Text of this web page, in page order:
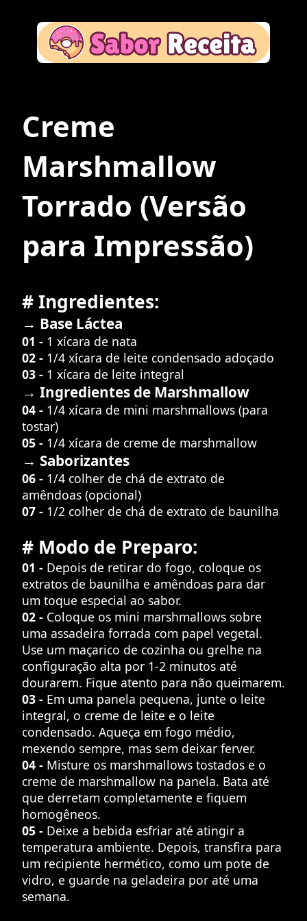
Creme
Marshmallow
Torrado (Versão
para Impressão)
# Ingredientes:
→ Base Láctea
01 - 1 xícara de nata
02 - 1/4 xícara de leite condensado adoçado
03 - 1 xícara de leite integral
→ Ingredientes de Marshmallow
04 - 1/4 xícara de mini marshmallows (para
tostar)
05 - 1/4 xícara de creme de marshmallow
→ Saborizantes
06 - 1/4 colher de chá de extrato de
amêndoas (opcional)
07 - 1/2 colher de chá de extrato de baunilha
# Modo de Preparo:
01 - Depois de retirar do fogo, coloque os
extratos de baunilha e amêndoas para dar
um toque especial ao sabor.
02 - Coloque os mini marshmallows sobre
uma assadeira forrada com papel vegetal.
Use um maçarico de cozinha ou grelhe na
configuração alta por 1-2 minutos até
dourarem. Fique atento para não queimarem.
03 - Em uma panela pequena, junte o leite
integral, o creme de leite e o leite
condensado. Aqueça em fogo médio,
mexendo sempre, mas sem deixar ferver.
04 - Misture os marshmallows tostados e o
creme de marshmallow na panela. Bata até
que derretam completamente e fiquem
homogêneos.
05 - Deixe a bebida esfriar até atingir a
temperatura ambiente. Depois, transfira para
um recipiente hermético, como um pote de
vidro, e guarde na geladeira por até uma
semana.